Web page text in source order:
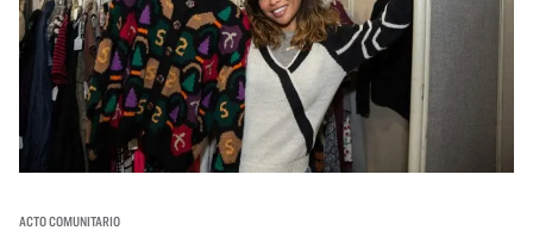
ACTO COMUNITARIO